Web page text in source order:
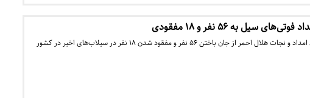
سیل به ۵۶ نفر و ۱۸ مفقودی
رئیس سازمان امداد و نجات هلال احمر از جان باختن ۵۶ نفر و مفقود شدن ۱۸ نفر در سیلاب‌های اخیر در کشور